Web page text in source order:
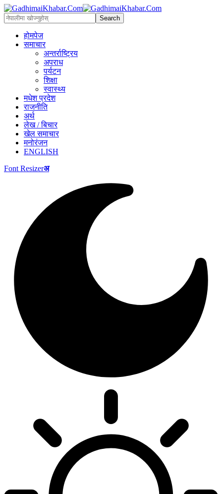
होमपेज
समाचार
अन्तर्राष्ट्रिय
अपराध
पर्यटन
शिक्षा
स्वास्थ्य
मधेश प्रदेश
राजनीति
अर्थ
लेख / बिचार
खेल समाचार
मनोरंजन
ENGLISH
Font Resizerअ